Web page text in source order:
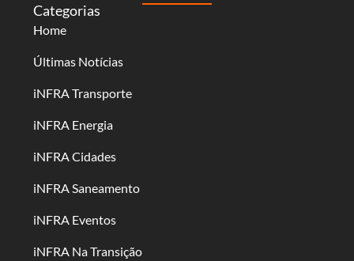
Categorias
Home
Últimas Notícias
iNFRA Transporte
iNFRA Energia
iNFRA Cidades
iNFRA Saneamento
iNFRA Eventos
iNFRA Na Transição